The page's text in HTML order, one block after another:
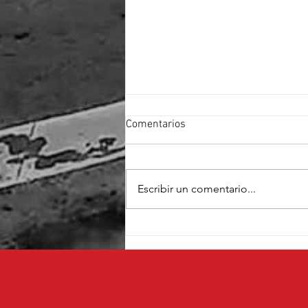
Comentarios
Escribir un comentario...